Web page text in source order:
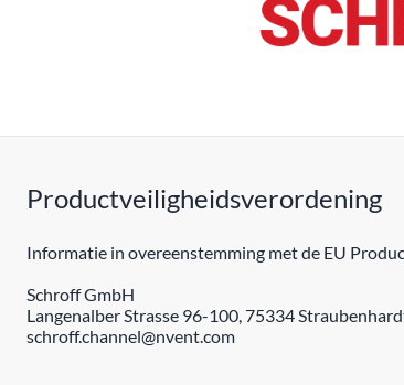
Productveiligheidsverordening
Informatie in overeenstemming met de EU
Schroff GmbH
Langenalber Strasse 96-100, 75334
schroff.channel@nvent.com